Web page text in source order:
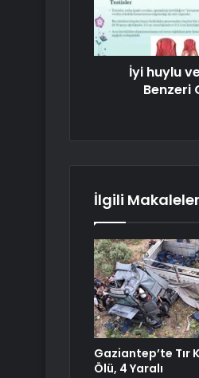
İyi huylu
Benzeri
İlgili Makaleler
Gaziantep’te Tır
Ölü, 4 Yaralı